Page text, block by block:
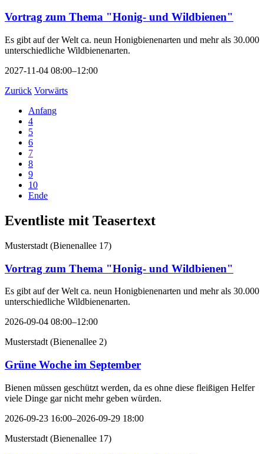
Vortrag zum Thema "Honig- und Wildbienen"
Es gibt auf der Welt ca. neun Honigbienenarten und mehr als 30.000
unterschiedliche Wildbienenarten.
2027-11-04 08:00–12:00
Zurück Vorwärts
Anfang
4
5
6
7
8
9
10
Ende
Eventliste mit Teasertext
Musterstadt (Bienenallee 17)
Vortrag zum Thema "Honig- und Wildbienen"
Es gibt auf der Welt ca. neun Honigbienenarten und mehr als 30.000
unterschiedliche Wildbienenarten.
2026-09-04 08:00–12:00
Musterstadt (Bienenallee 2)
Grüne Woche im September
Bienen müssen geschützt werden, da es ohne diese fleißigen Helfer
viele Dinge gar nicht mehr geben würden.
2026-09-23 16:00–2026-09-29 18:00
Musterstadt (Bienenallee 17)